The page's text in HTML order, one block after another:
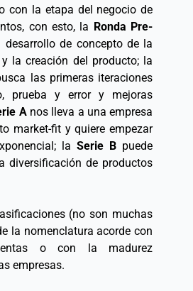
con la etapa del negocio de
con esto, la Ronda Pre-
desarrollo de concepto de la
las primeras iteraciones
prueba y error y mejoras
A nos lleva a una empresa
market-fit y quiere empezar
la Serie B puede
diversificación de productos
(no son muchas
la nomenclatura acorde con
o con la madurez
empresas.